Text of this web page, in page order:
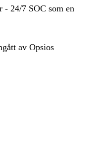
- 24/7 SOC som en
av Opsios